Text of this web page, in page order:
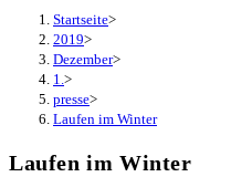
Startseite>
2019>
Dezember>
1. >
presse>
Laufen im Winter
Laufen im Winter